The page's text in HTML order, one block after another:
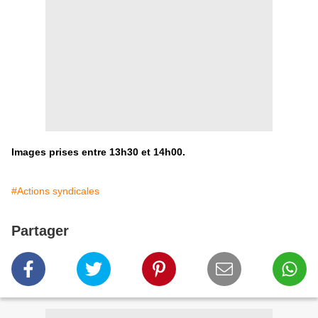
Images prises entre 13h30 et 14h00.
#Actions syndicales
Partager